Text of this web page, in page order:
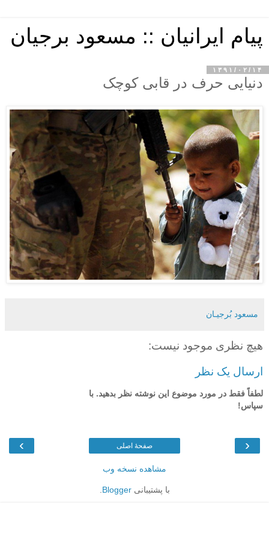
پیام ایرانیان :: مسعود برجیان
۱۳۹۱/۰۲/۱۴
دنیایی حرف در قابی کوچک
مسعود بُرجيـان
هیچ نظری موجود نیست:
ارسال یک نظر
لطفاً فقط در مورد موضوع این نوشته نظر بدهید. با
سپاس!
‹
› صفحهٔ اصلی
مشاهده نسخه وب
با پشتیبانیBlogger